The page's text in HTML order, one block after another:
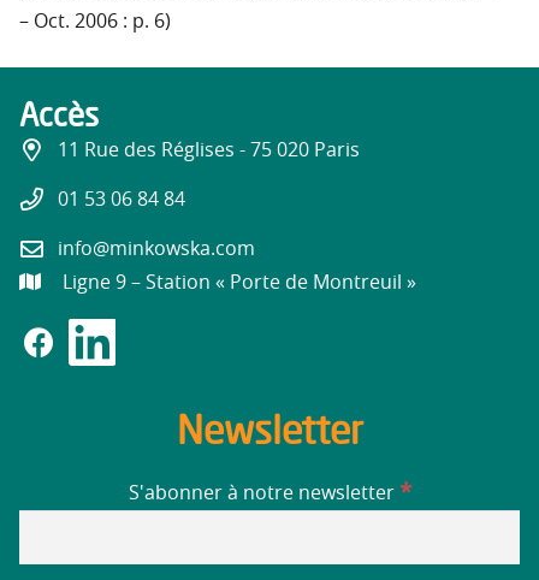
– Oct. 2006 : p. 6)
Accès
11 Rue des Réglises - 75 020 Paris
01 53 06 84 84
info@minkowska.com
Ligne 9 – Station « Porte de Montreuil »
Newsletter
S'abonner à notre newsletter *